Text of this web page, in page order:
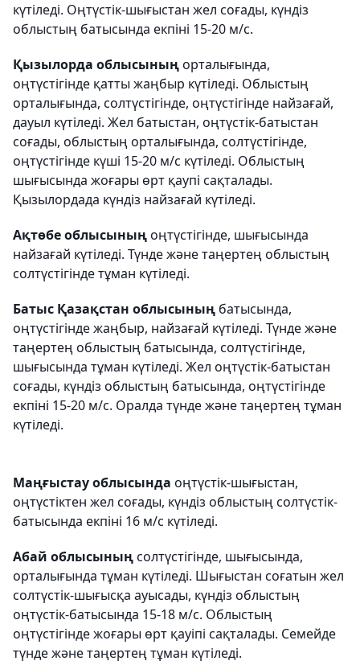
күтіледі. Оңтүстік-шығыстан жел соғады, күндіз
облыстың батысында екпіні 15-20 м/с.
Қызылорда облысыныңорталығында,
оңтүстігінде қатты жаңбыр күтіледі. Облыстың
орталығында, солтүстігінде, оңтүстігінде найзағай,
дауыл күтіледі. Жел батыстан, оңтүстік-батыстан
соғады, облыстың орталығында, солтүстігінде,
оңтүстігінде күші 15-20 м/с күтіледі. Облыстың
шығысында жоғары өрт қаупі сақталады.
Қызылордада күндіз найзағай күтіледі.
Ақтөбе облысыныңоңтүстігінде, шығысында
найзағай күтіледі. Түнде және таңертең облыстың
солтүстігінде тұман күтіледі.
Батыс Қазақстан облысының батысында,
оңтүстігінде жаңбыр, найзағай күтіледі. Түнде және
таңертең облыстың батысында, солтүстігінде,
шығысында тұман күтіледі. Жел оңтүстік-батыстан
соғады, күндіз облыстың батысында, оңтүстігінде
екпіні 15-20 м/с. Оралда түнде және таңертең тұман
күтіледі.
Маңғыстау облысында оңтүстік-шығыстан,
оңтүстіктен жел соғады, күндіз облыстың солтүстік-
батысында екпіні 16 м/с күтіледі.
Абай облысыныңсолтүстігінде, шығысында,
орталығында тұман күтіледі. Шығыстан соғатын жел
солтүстік-шығысқа ауысады, күндіз облыстың
оңтүстік-батысында 15-18 м/с. Облыстың
оңтүстігінде жоғары өрт қауіпі сақталады. Семейде
түнде және таңертең тұман күтіледі.